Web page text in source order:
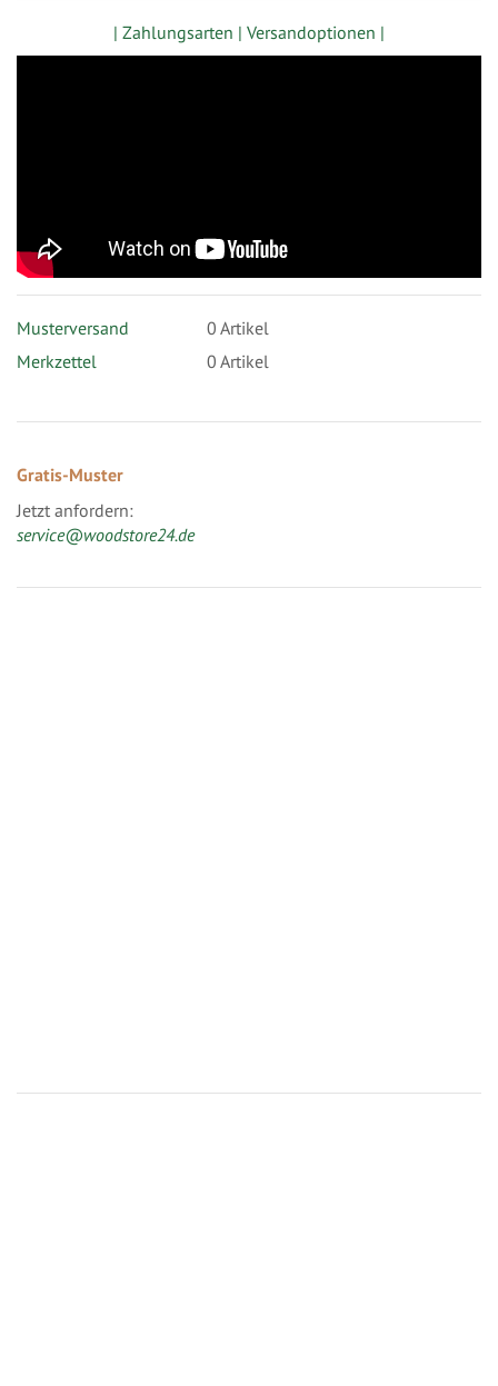
| Zahlungsarten | Versandoptionen |
Musterversand 0 Artikel
Merkzettel
0 Artikel
Gratis-Muster
Jetzt anfordern:
service@woodstore24.de